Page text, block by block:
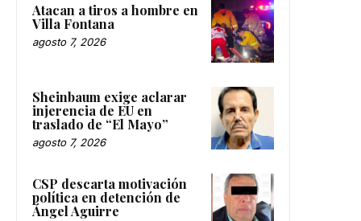
Atacan a tiros a hombre en
Villa Fontana
agosto 7, 2026
Sheinbaum exige aclarar
injerencia de EU en
traslado de “El Mayo”
agosto 7, 2026
CSP descarta motivación
política en detención de
Ángel Aguirre